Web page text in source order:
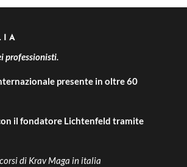
professionisti.
presente in oltre 60
il fondatore Lichtenfeld tramite
corsi di Krav Maga in italia